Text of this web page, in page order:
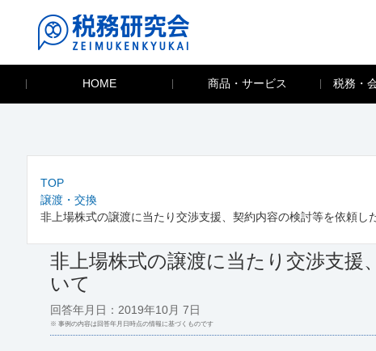
HOME 商品・サービス 税務・
TOP
譲渡・交換
非上場株式の譲渡に当たり交渉支援、契約内容の検討等を依頼し
非上場株式の譲渡に当たり交渉支援
いて
回答年月日：2019年10月 7日
※ 事例の内容は回答年月日時点の情報に基づくものです